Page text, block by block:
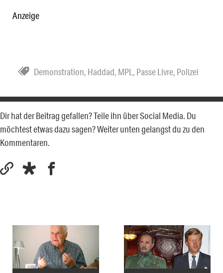
Anzeige
Demonstration, Haddad, MPL , Passe Livre, Polizei
Dir hat der Beitrag gefallen? Teile ihn über Social Media. Du
möchtest etwas dazu sagen? Weiter unten gelangst du zu den
Kommentaren.